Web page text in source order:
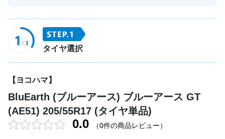
タイヤ選択
【ヨコハマ】
BluEarth (ブルーアース) ブルーアース GT
(AE51) 205/55R17 (タイヤ単品)
0.0 （0件の商品レビュー）